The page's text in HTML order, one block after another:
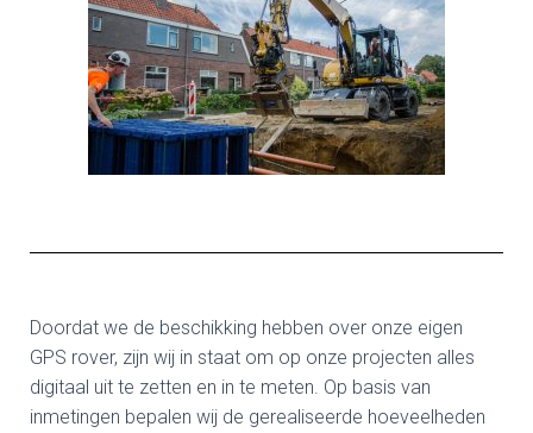
Doordat we de beschikking hebben over onze eigen
GPS rover, zijn wij in staat om op onze projecten alles
digitaal uit te zetten en in te meten. Op basis van
inmetingen bepalen wij de gerealiseerde hoeveelheden